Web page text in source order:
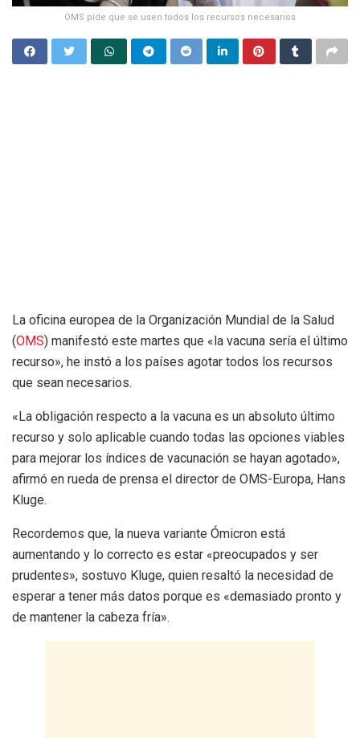
OMS pide que se usen todos los recursos necesarios
La oficina europea de la Organización Mundial de la Salud
(OMS) manifestó este martes que «la vacuna sería el último
recurso», he instó a los países agotar todos los recursos
que sean necesarios.
«La obligación respecto a la vacuna es un absoluto último
recurso y solo aplicable cuando todas las opciones viables
para mejorar los índices de vacunación se hayan agotado»,
afirmó en rueda de prensa el director de OMS-Europa, Hans
Kluge.
Recordemos que, la nueva variante Ómicron está
aumentando y lo correcto es estar «preocupados y ser
prudentes», sostuvo Kluge, quien resaltó la necesidad de
esperar a tener más datos porque es «demasiado pronto y
de mantener la cabeza fría».